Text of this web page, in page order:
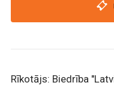
Rīkotājs: Biedrība